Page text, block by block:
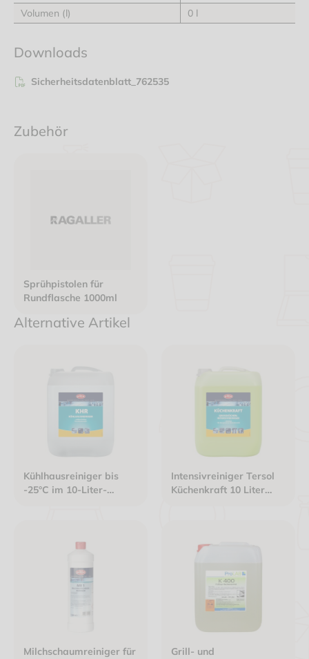
Volumen (l)
0 l
Downloads
Sicherheitsdatenblatt_762535
Zubehör
Sprühpistolen für
Rundflasche 1000ml
Alternative Artikel
Kühlhausreiniger bis
-25°C im 10-Liter-
Intensivreiniger Tersol
Küchenkraft 10 Liter
Milchschaumreiniger für
Grill- und